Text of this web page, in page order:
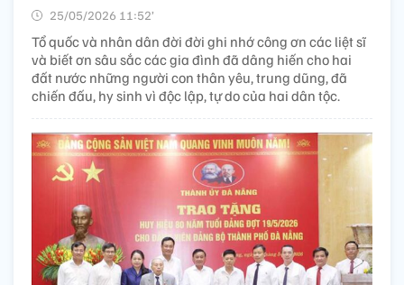
25/05/2026 11:52’
Tổ quốc và nhân dân đời đời ghi nhớ công ơn các liệt sĩ
và biết ơn sâu sắc các gia đình đã dâng hiến cho hai
đất nước những người con thân yêu, trung dũng, đã
chiến đấu, hy sinh vì độc lập, tự do của hai dân tộc.